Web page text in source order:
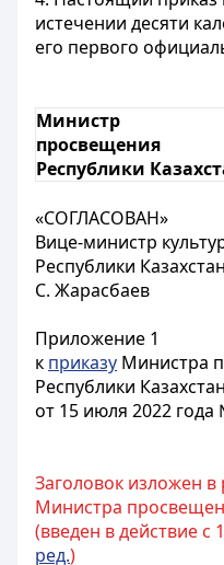
истечении десяти
его первого
Министр
просвещения
Республики
«СОГЛАСОВАН»
Вице-министр
Республики Казахстан
С. Жарасбаев
Приложение 1
к приказу Министра
Республики Казахстан
от 15 июля 2022 года
Заголовок изложен в
Министра
(введен в действие с
ред.)